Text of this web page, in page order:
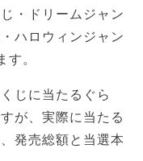
・ドリームジャン
ハロウィンジャン
す。
じに当たるぐら
が、実際に当たる
発売総額と当選本